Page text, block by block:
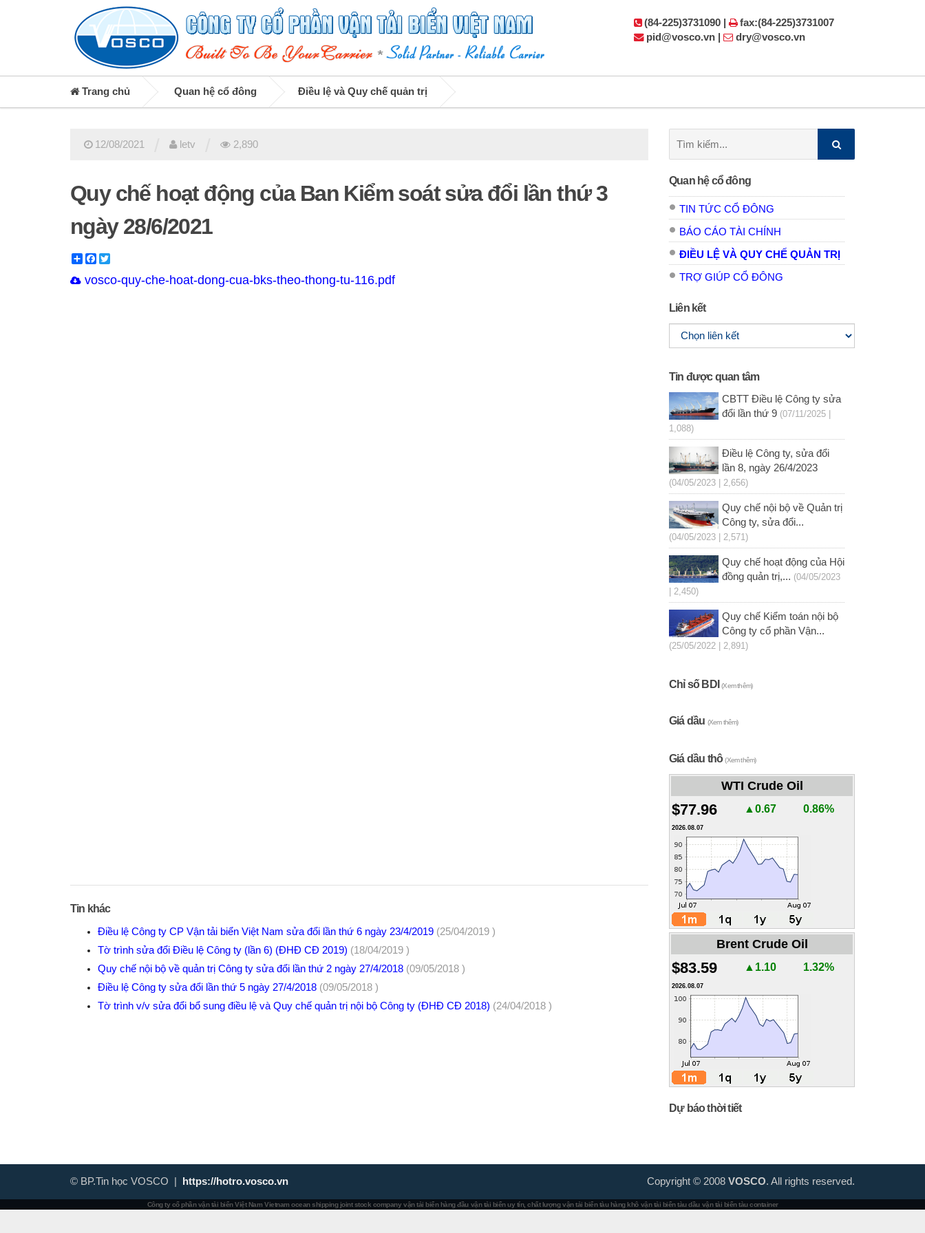
(84-225)3731090 |
fax:(84-225)3731007
pid@vosco.vn |
dry@vosco.vn
Trang chủ Quan hệ cổ đông Điều lệ và Quy chế quản trị
12/08/2021 letv 2,890
Quy chế hoạt động của Ban Kiểm soát sửa đổi lần thứ 3
ngày 28/6/2021
ShareFacebook
vosco-quy-che-hoat-dong-cua-bks-theo-thong-tu-116.pdf
Tin khác
Điều lệ Công ty CP Vận tải biển Việt Nam sửa đổi lần thứ 6 ngày 23/4/2019 (25/04/2019 )
Tờ trình sửa đổi Điều lệ Công ty (lần 6) (ĐHĐ CĐ 2019) (18/04/2019 )
Quy chế nội bộ về quản trị Công ty sửa đổi lần thứ 2 ngày 27/4/2018 (09/05/2018 )
Điều lệ Công ty sửa đổi lần thứ 5 ngày 27/4/2018 (09/05/2018 )
Tờ trình v/v sửa đổi bổ sung điều lệ và Quy chế quản trị nội bộ Công ty (ĐHĐ CĐ 2018) (24/04/2018 )
kiếm:
Quan hệ cổ đông
TIN TỨC CỔ ĐÔNG
BÁO CÁO TÀI CHÍNH
ĐIỀU LỆ VÀ QUY CHẾ QUẢN TRỊ
TRỢ GIÚP CỔ ĐÔNG
Liên kết
Tin được quan tâm
CBTT Điều lệ Công ty sửa
đổi lần thứ 9 (07/11/2025 |
1,088)
Điều lệ Công ty, sửa đổi
lần 8, ngày 26/4/2023
(04/05/2023 | 2,656)
Quy chế nội bộ về Quản trị
Công ty, sửa đổi...
(04/05/2023 | 2,571)
Quy chế hoạt động của Hội
đồng quản trị,... (04/05/2023
| 2,450)
Quy chế Kiểm toán nội bộ
Công ty cổ phần Vận...
(25/05/2022 | 2,891)
Chỉ số BDI(Xem thêm)
Giá dầu (Xem thêm)
Giá dầu thô(Xem thêm)
WTI Crude Oil
$77.96 ▲0.67 0.86%
2026.08.07
Brent Crude Oil
$83.59 ▲1.10 1.32%
2026.08.07
Dự báo thời tiết
© BP.Tin học VOSCO | https://hotro.vosco.vn Copyright © 2008 VOSCO. All rights reserved.
Công ty cổ phần vận tải biển Việt Nam Vietnam ocean shipping joint stock company vận tải biển hàng đầu vận tải biển uy tín, chất lượng vận tải biển tàu hàng khô vận tải biển tàu dầu vận tải biển tàu container